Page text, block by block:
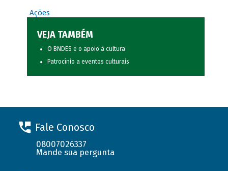
Ações
VEJA TAMBÉM
O BNDES e o apoio à cultura
Patrocínio a eventos culturais
Fale Conosco
08007026337
Mande sua pergunta